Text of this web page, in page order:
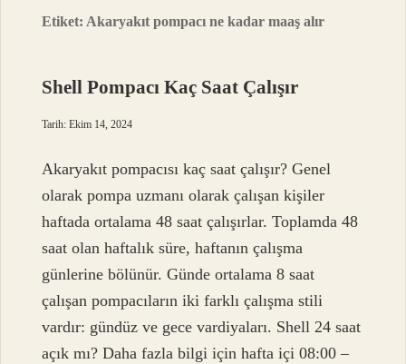
Etiket: Akaryakıt pompacı ne kadar maaş alır
Shell Pompacı Kaç Saat Çalışır
Tarih: Ekim 14, 2024
Akaryakıt pompacısı kaç saat çalışır? Genel
olarak pompa uzmanı olarak çalışan kişiler
haftada ortalama 48 saat çalışırlar. Toplamda 48
saat olan haftalık süre, haftanın çalışma
günlerine bölünür. Günde ortalama 8 saat
çalışan pompacıların iki farklı çalışma stili
vardır: gündüz ve gece vardiyaları. Shell 24 saat
açık mı? Daha fazla bilgi için hafta içi 08:00 –